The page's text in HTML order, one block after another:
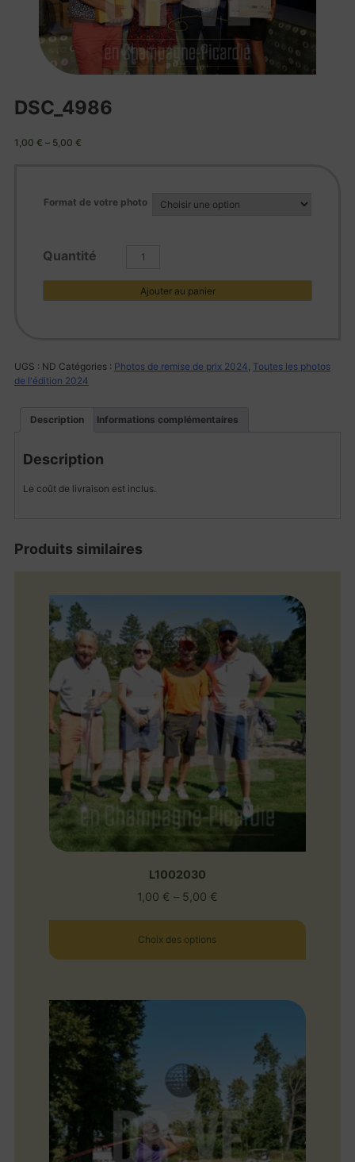
DSC_4986
1,00 € – 5,00 €
Format de votre photo
quantité
DSC_4986
Ajouter au panier
UGS : ND Catégories : Photos de remise de prix 2024 Toutes les photos
de l'édition 2024
Description Informations complémentaires
Description
Le coût de livraison est inclus.
Produits similaires
L1002030
1,00 € – 5,00 €
Choix des options